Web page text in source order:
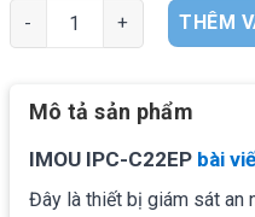
Camera IMOU IPC-C22EP -
THÊM
Mô tả sản phẩm
IMOU IPC-C22EP bài
Đây là thiết bị giám sát an